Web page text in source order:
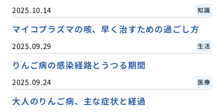
2025.10.14 知識
マイコプラズマの咳、早く治すための過ごし方
2025.09.29 生活
りんご病の感染経路とうつる期間
2025.09.24 医療
大人のりんご病、主な症状と経過